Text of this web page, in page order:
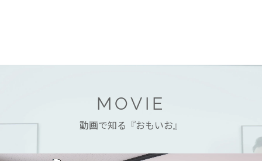
MOVIE
動画で知る『おもいお』